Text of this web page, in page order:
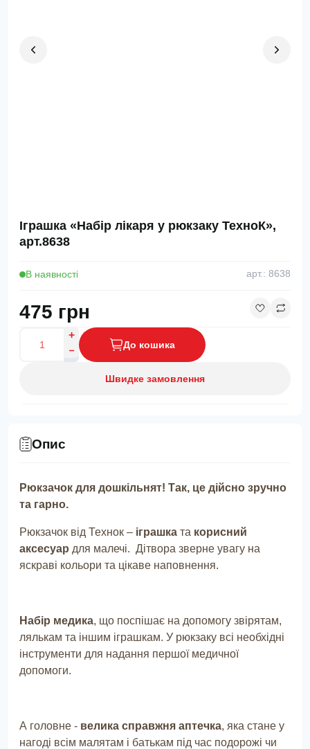
Іграшка «Набір лікаря у рюкзаку ТехноК»,
арт.8638
В наявності арт.: 8638
475 грн
До кошика
Швидке замовлення
Опис
Рюкзачок для дошкільнят! Так, це дійсно зручно
та гарно.
Рюкзачок від Технок – іграшка та корисний
аксесуар для малечі. Дітвора зверне увагу на
яскраві кольори та цікаве наповнення.
Набір медика, що поспішає на допомогу звірятам,
лялькам та іншим іграшкам. У рюкзаку всі необхідні
інструменти для надання першої медичної
допомоги.
А головне - велика справжня аптечка, яка стане у
нагоді всім малятам і батькам під час подорожі чи